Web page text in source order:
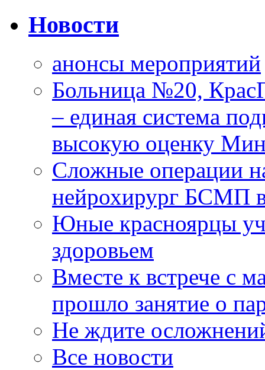
Новости
анонсы мероприятий
Больница №20,
– единая система
высокую оценку
Сложные операции
нейрохирург БСМП
Юные красноярцы
здоровьем
Вместе к встрече с
прошло занятие о
Не ждите
Все новости